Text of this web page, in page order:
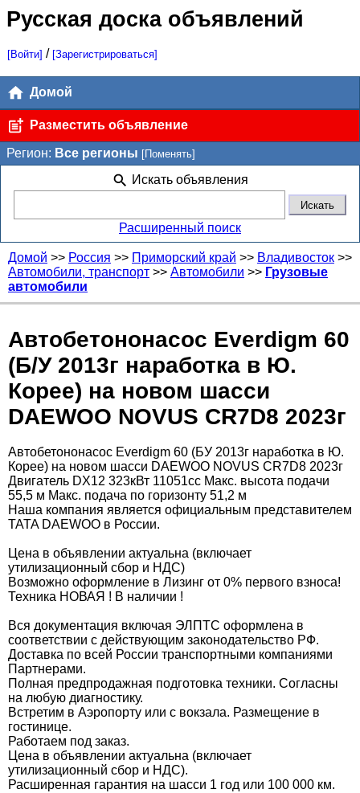
Русская доска объявлений
[Войти] / [Зарегистрироваться]
Домой
Разместить объявление
Регион: Все регионы [Поменять]
Искать объявления
Расширенный поиск
Домой >> Россия >> Приморский край >> Владивосток >>
Автомобили, транспорт >> Автомобили >> Грузовые
автомобили
Автобетононасос Everdigm 60
(Б/У 2013г наработка в Ю.
Корее) на новом шасси
DAEWOO NOVUS CR7D8 2023г
Автобетононасос Everdigm 60 (БУ 2013г наработка в Ю.
Корее) на новом шасси DAEWOO NOVUS CR7D8 2023г
Двигатель DX12 323кВт 11051сс Макс. высота подачи
55,5 м Макс. подача по горизонту 51,2 м
Наша компания является официальным представителем
TATA DAEWOO в России.
Цена в объявлении актуальна (включает
утилизационный сбор и НДС)
Возможно оформление в Лизинг от 0% первого взноса!
Техника НОВАЯ ! В наличии !
Вся документация включая ЭЛПТС оформлена в
соответствии с действующим законодательство РФ.
Доставка по всей России транспортными компаниями
Партнерами.
Полная предпродажная подготовка техники. Согласны
на любую диагностику.
Встретим в Аэропорту или с вокзала. Размещение в
гостинице.
Работаем под заказ.
Цена в объявлении актуальна (включает
утилизационный сбор и НДС).
Расширенная гарантия на шасси 1 год или 100 000 км.